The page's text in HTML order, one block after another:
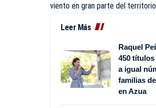
viento en gran parte del territorio
Leer Más
Raquel
450
a igual
familias
en Azua